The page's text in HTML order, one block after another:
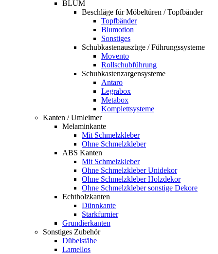
BLUM
Beschläge für Möbeltüren / Topfbänder
Topfbänder
Blumotion
Sonstiges
Schubkastenauszüge / Führungssysteme
Movento
Rollschubführung
Schubkastenzargensysteme
Antaro
Legrabox
Metabox
Komplettsysteme
Kanten / Umleimer
Melaminkante
Mit Schmelzkleber
Ohne Schmelzkleber
ABS Kanten
Mit Schmelzkleber
Ohne Schmelzkleber Unidekor
Ohne Schmelzkleber Holzdekor
Ohne Schmelzkleber sonstige Dekore
Echtholzkanten
Dünnkante
Starkfurnier
Grundierkanten
Sonstiges Zubehör
Dübelstäbe
Lamellos